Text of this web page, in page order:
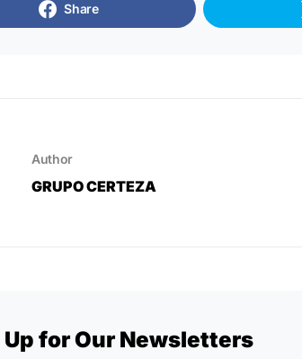
Share
Author
GRUPO CERTEZA
Up for Our Newsletters